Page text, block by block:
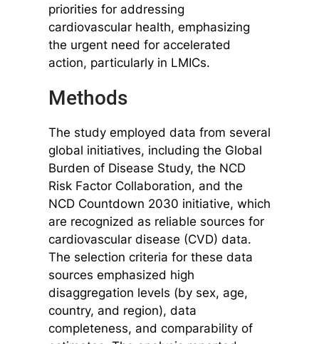
priorities for addressing
cardiovascular health, emphasizing
the urgent need for accelerated
action, particularly in LMICs.
Methods
The study employed data from several
global initiatives, including the Global
Burden of Disease Study, the NCD
Risk Factor Collaboration, and the
NCD Countdown 2030 initiative, which
are recognized as reliable sources for
cardiovascular disease (CVD) data.
The selection criteria for these data
sources emphasized high
disaggregation levels (by sex, age,
country, and region), data
completeness, and comparability of